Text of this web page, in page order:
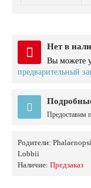
Нет в
Вы можете
предварительный
Предоставим
Родители:
Lobbii
Наличие: Предзаказ